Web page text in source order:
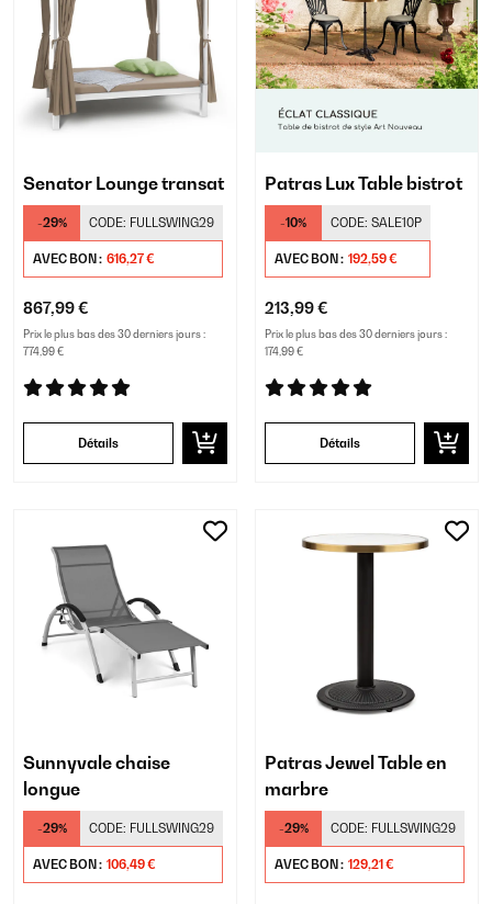
Senator Lounge transat
-29% CODE: FULLSWING29
AVEC BON : 616,27 €
867,99 €
Prix le plus bas des 30 derniers jours :
774,99 €
Détails
Patras Lux Table bistrot
-10% CODE: SALE10P
AVEC BON : 192,59 €
213,99 €
Prix le plus bas des 30 derniers jours :
174,99 €
Détails
Sunnyvale chaise
longue
-29% CODE: FULLSWING29
AVEC BON : 106,49 €
Patras Jewel Table en
marbre
-29% CODE: FULLSWING29
AVEC BON : 129,21 €